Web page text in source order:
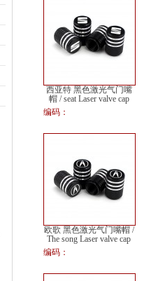
西亚特 黑色激光气门嘴
帽 / seat Laser valve cap
编码：
欧歌 黑色激光气门嘴帽 /
The song Laser valve cap
编码：